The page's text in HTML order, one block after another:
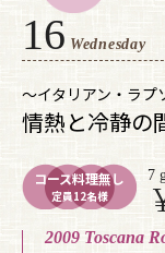
16 Wednesday
〜イタリアン・ラプ
情熱と冷静の
コース料理無し
定員12名様
7
2009 Toscana